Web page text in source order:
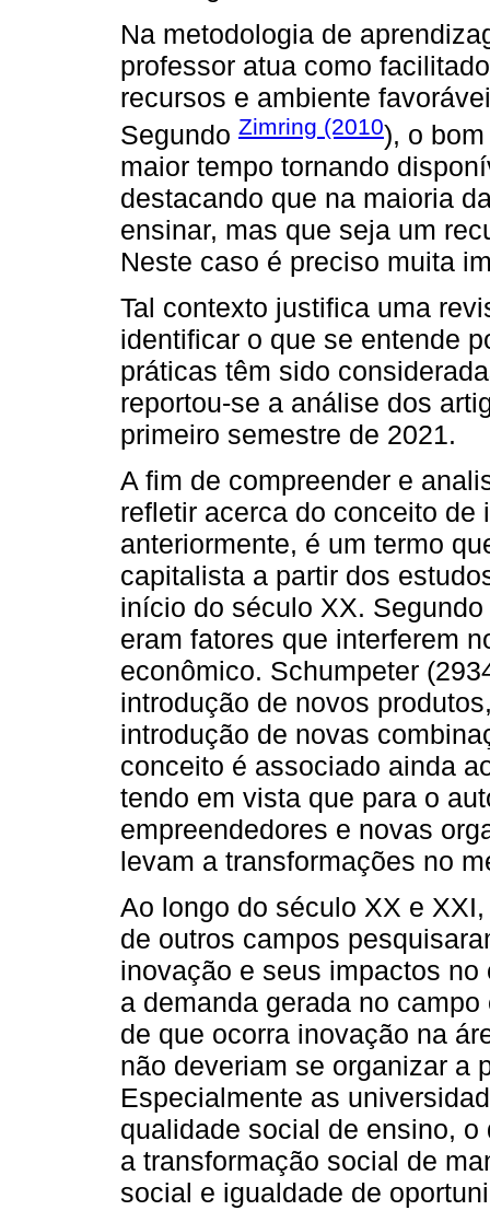
Na metodologia de
professor atua como
recursos e ambiente
Segundo Zimring (2010), o
maior tempo tornando
destacando que na maioria
ensinar, mas que seja um
Neste caso é preciso muita
Tal contexto justifica uma
identificar o que se entende
práticas têm sido
reportou-se a análise dos
primeiro semestre de 2021.
A fim de compreender e
refletir acerca do conceito
anteriormente, é um termo
capitalista a partir dos
início do século XX.
eram fatores que interferem
econômico. Schumpeter
introdução de novos
introdução de novas
conceito é associado ainda
tendo em vista que para o
empreendedores e novas
levam a transformações no
Ao longo do século XX e
de outros campos
inovação e seus impactos
a demanda gerada no
de que ocorra inovação na
não deveriam se organizar a
Especialmente as
qualidade social de ensino,
a transformação social de
social e igualdade de